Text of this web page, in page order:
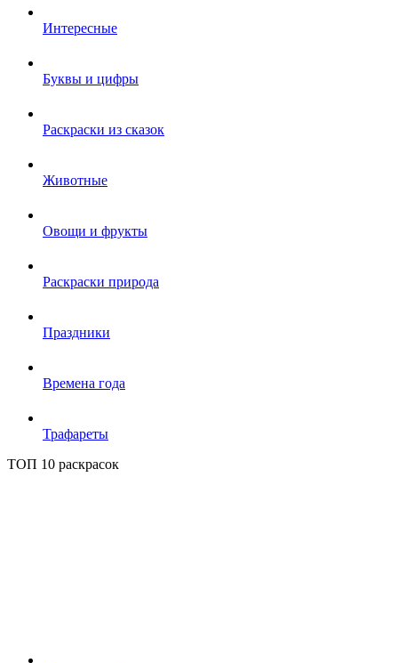
Интересные
Буквы и цифры
Раскраски из сказок
Животные
Овощи и фрукты
Раскраски природа
Праздники
Времена года
Трафареты
ТОП 10 раскрасок